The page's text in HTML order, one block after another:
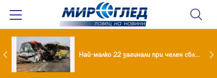
споразумение със САЩ , но без компромиси Най-малко 22 загинали при челен сблъсък между два автобуса